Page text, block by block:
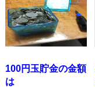
100円玉貯金の金額
は